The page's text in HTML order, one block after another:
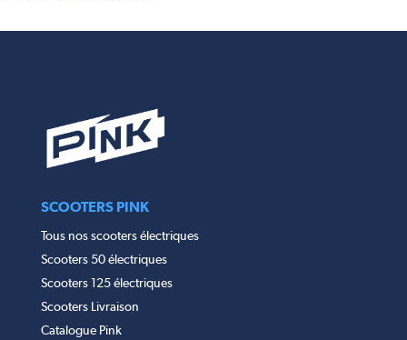
SCOOTERS PINK
Tous nos scooters électriques
Scooters 50 électriques
Scooters 125 électriques
Scooters Livraison
Catalogue Pink